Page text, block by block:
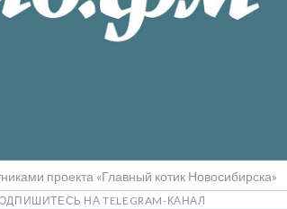
проекта «Главный котик Новосибирска»
НА TELEGRAM-КАНАЛ